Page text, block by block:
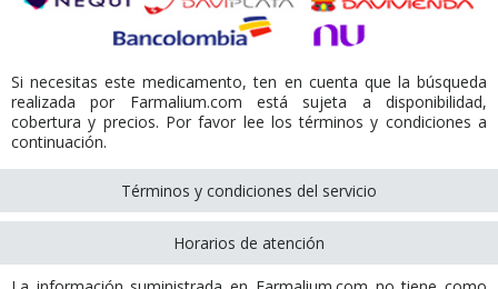
Si necesitas este medicamento, ten en cuenta que la búsqueda
realizada por Farmalium.com está sujeta a disponibilidad,
cobertura y precios. Por favor lee los términos y condiciones a
continuación.
Términos y condiciones del servicio
Horarios de atención